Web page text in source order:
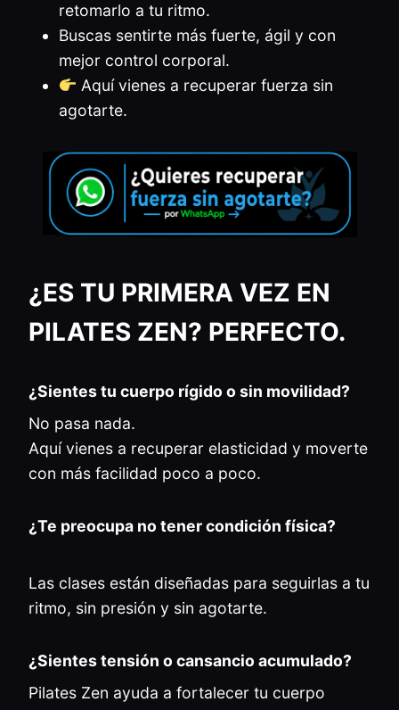
retomarlo a tu ritmo.
Buscas sentirte más fuerte, ágil y con
mejor control corporal.
Aquí vienes a recuperar fuerza sin
agotarte.
¿ES TU PRIMERA VEZ EN
PILATES ZEN? PERFECTO.
¿Sientes tu cuerpo rígido o sin movilidad?
No pasa nada.
Aquí vienes a recuperar elasticidad y moverte
con más facilidad poco a poco.
¿Te preocupa no tener condición física?
Las clases están diseñadas para seguirlas a tu
ritmo, sin presión y sin agotarte.
¿Sientes tensión o cansancio acumulado?
Pilates Zen ayuda a fortalecer tu cuerpo